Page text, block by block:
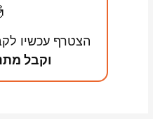
הצטרף עכשיו
וקבל